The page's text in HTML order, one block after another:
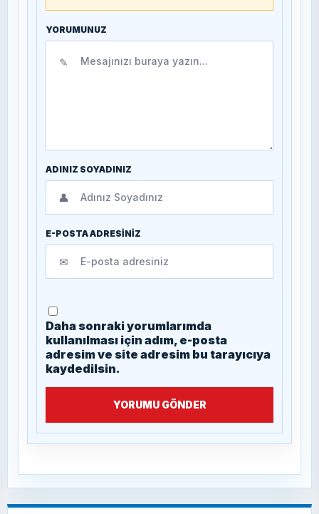
YORUMUNUZ
✎
ADINIZ SOYADINIZ
👤
E-POSTA ADRESİNİZ
✉
Daha sonraki yorumlarımda
kullanılması için adım, e-posta
adresim ve site adresim bu tarayıcıya
kaydedilsin.
YORUMU GÖNDER